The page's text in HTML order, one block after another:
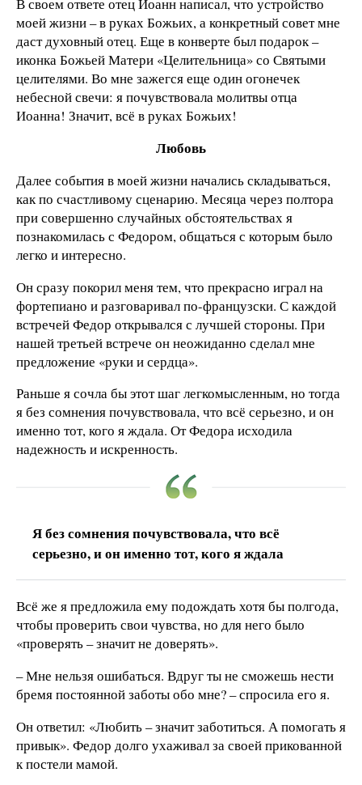
В своем ответе отец Иоанн написал, что устройство
моей жизни – в руках Божьих, а конкретный совет мне
даст духовный отец. Еще в конверте был подарок –
иконка Божьей Матери «Целительница» со Святыми
целителями. Во мне зажегся еще один огонечек
небесной свечи: я почувствовала молитвы отца
Иоанна! Значит, всё в руках Божьих!
Любовь
Далее события в моей жизни начались складываться,
как по счастливому сценарию. Месяца через полтора
при совершенно случайных обстоятельствах я
познакомилась с Федором, общаться с которым было
легко и интересно.
Он сразу покорил меня тем, что прекрасно играл на
фортепиано и разговаривал по-французски. С каждой
встречей Федор открывался с лучшей стороны. При
нашей третьей встрече он неожиданно сделал мне
предложение «руки и сердца».
Раньше я сочла бы этот шаг легкомысленным, но тогда
я без сомнения почувствовала, что всё серьезно, и он
именно тот, кого я ждала. От Федора исходила
надежность и искренность.
Я без сомнения почувствовала, что всё
серьезно, и он именно тот, кого я ждала
Всё же я предложила ему подождать хотя бы полгода,
чтобы проверить свои чувства, но для него было
«проверять – значит не доверять».
– Мне нельзя ошибаться. Вдруг ты не сможешь нести
бремя постоянной заботы обо мне? – спросила его я.
Он ответил: «Любить – значит заботиться. А помогать я
привык». Федор долго ухаживал за своей прикованной
к постели мамой.